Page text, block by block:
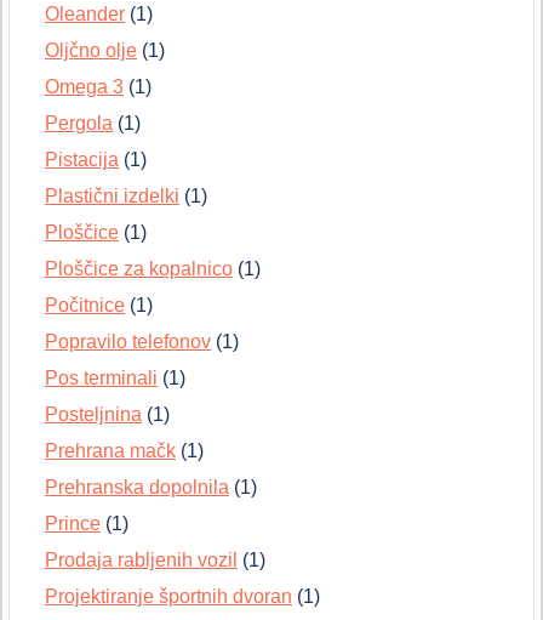
Oleander (1)
Oljčno olje (1)
Omega 3 (1)
Pergola (1)
Pistacija (1)
Plastični izdelki (1)
Ploščice (1)
Ploščice za kopalnico (1)
Počitnice (1)
Popravilo telefonov (1)
Pos terminali (1)
Posteljnina (1)
Prehrana mačk (1)
Prehranska dopolnila (1)
Prince (1)
Prodaja rabljenih vozil (1)
Projektiranje športnih dvoran (1)